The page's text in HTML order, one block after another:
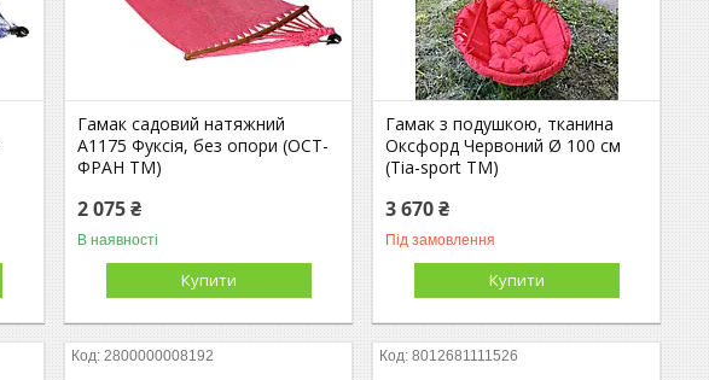
Гамак садовий натяжний
А1175 Фуксія, без опори (ОСТ-
ФРАН ТМ)
2 075 ₴
В наявності
Купити
Гамак з подушкою, тканина
Оксфорд Червоний Ø 100 см
(Тіа-sport ТМ)
3 670 ₴
Під замовлення
Купити
2800000008192 8012681111526